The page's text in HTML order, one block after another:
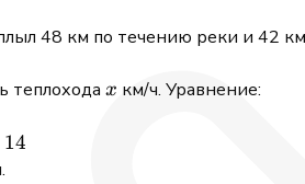
48 км по течению реки и 42
теплохода x
x км/ч. Уравнение:
14